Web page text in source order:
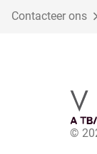
Contacteer ons
©